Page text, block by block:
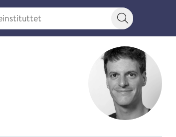
Søkeknapp